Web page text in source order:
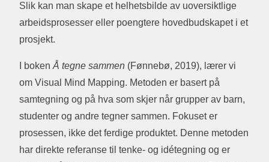
Slik kan man skape et helhetsbilde av uoversiktlige
arbeidsprosesser eller poengtere hovedbudskapet i et
prosjekt.
I bokenÅ tegne sammen (Fønnebø, 2019), lærer vi
om Visual Mind Mapping. Metoden er basert på
samtegning og på hva som skjer når grupper av barn,
studenter og andre tegner sammen. Fokuset er
prosessen, ikke det ferdige produktet. Denne metoden
har direkte referanse til tenke- og idétegning og er